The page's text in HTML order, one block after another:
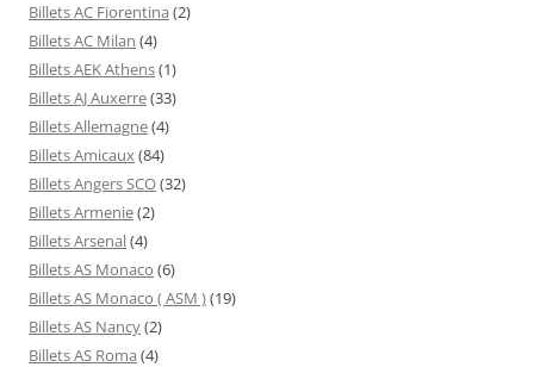
Billets AC Fiorentina (2)
Billets AC Milan (4)
Billets AEK Athens(1)
Billets AJ Auxerre(33)
Billets Allemagne(4)
Billets Amicaux(84)
Billets Angers SCO(32)
Billets Armenie(2)
Billets Arsenal(4)
Billets AS Monaco (6)
Billets AS Monaco ( ASM )(19)
Billets AS Nancy(2)
Billets AS Roma (4)